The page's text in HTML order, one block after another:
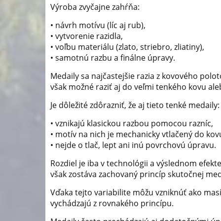
Výroba zvyčajne zahŕňa:
• návrh motívu (líc aj rub),
• vytvorenie razidla,
• voľbu materiálu (zlato, striebro, zliatiny),
• samotnú razbu a finálne úpravy.
Medaily sa najčastejšie razia z kovového
však možné raziť aj do veľmi tenkého kovu
Je dôležité zdôrazniť, že aj tieto tenké medaily:
• vznikajú klasickou razbou pomocou razníc,
• motív na nich je mechanicky vtlačený do
• nejde o tlač, lept ani inú povrchovú úpravu.
Rozdiel je iba v technológii a výslednom
však zostáva zachovaný princíp skutočnej
Vďaka tejto variabilite môžu vzniknúť ako
vychádzajú z rovnakého princípu.